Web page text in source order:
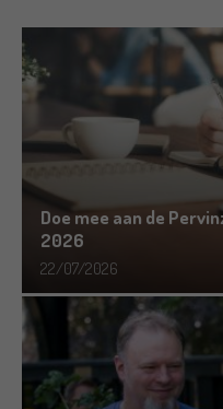
Doe mee aan de
2026
22/07/2026